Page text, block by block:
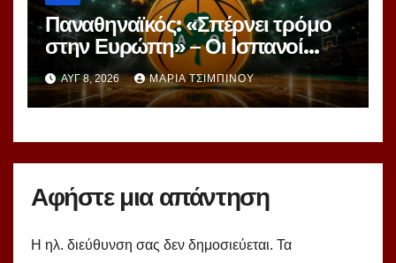
Παναθηναϊκός: «Σπέρνει τρόμο
στην Ευρώπη» – Οι Ισπανοί
βλέπουν μια πράσινη
υπερομάδα!
ΑΥΓ 8, 2026 ΜΑΡΊΑ ΤΣΙΜΠΙΝΟΎ
Αφήστε μια απάντηση
Η ηλ. διεύθυνση σας δεν δημοσιεύεται. Τα